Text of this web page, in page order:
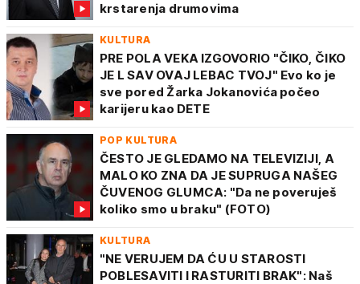
krstarenja drumovima
KULTURA
PRE POLA VEKA IZGOVORIO "ČIKO, ČIKO
JE L SAV OVAJ LEBAC TVOJ" Evo ko je
sve pored Žarka Jokanovića počeo
karijeru kao DETE
POP KULTURA
ČESTO JE GLEDAMO NA TELEVIZIJI, A
MALO KO ZNA DA JE SUPRUGA NAŠEG
ČUVENOG GLUMCA: "Da ne poveruješ
koliko smo u braku" (FOTO)
KULTURA
"NE VERUJEM DA ĆU U STAROSTI
POBLESAVITI I RASTURITI BRAK": Naš